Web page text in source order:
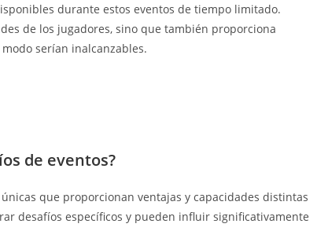
durante estos eventos de tiempo limitado.
de los jugadores, sino que también proporciona
serían inalcanzables.
de eventos?
que proporcionan ventajas y capacidades distintas
desafíos específicos y pueden influir significativamente